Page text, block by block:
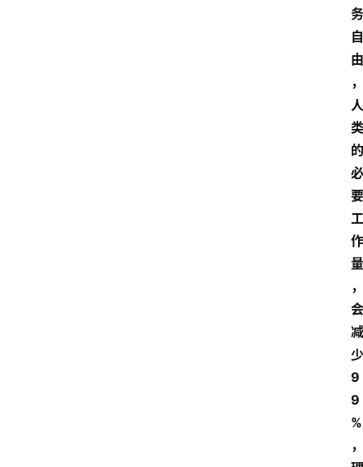
务
自
由
，
人
类
的
必
要
工
作
量
，
会
减
少
9
9
%
，